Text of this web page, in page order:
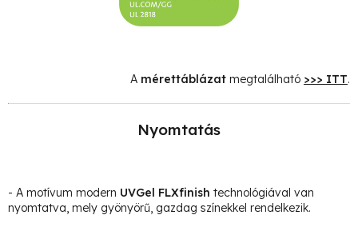
A mérettáblázat megtalálható >>> ITT.
Nyomtatás
- A motívum modern UVGel FLXfinish technológiával van
nyomtatva, mely gyönyörű, gazdag színekkel rendelkezik.